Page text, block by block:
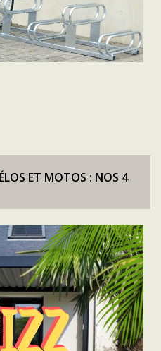
ET MOTOS : NOS 4